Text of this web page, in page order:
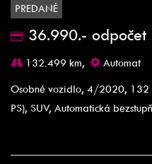
PREDANÉ
36.990.- odpočet
132.499 km,
Automat
Osobné vozidlo, 4/2020,
PS), SUV, Automatická